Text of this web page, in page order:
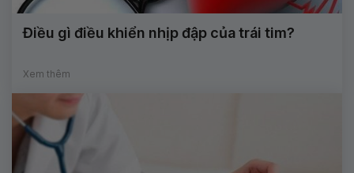
Điều gì điều khiển nhịp đập của trái tim?
Xem thêm